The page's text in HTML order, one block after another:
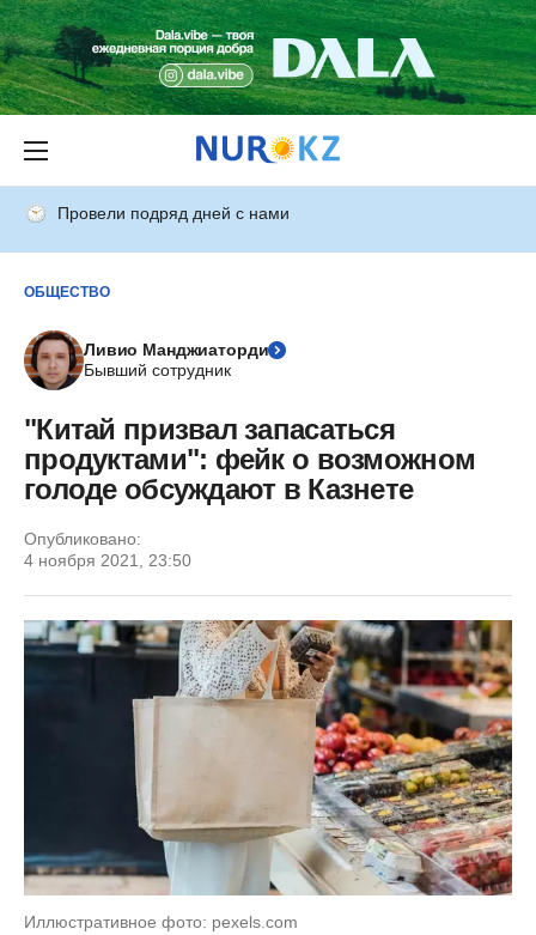
Провели подряд дней с нами
ОБЩЕСТВО
Ливио Манджиаторди
Бывший сотрудник
"Китай призвал запасаться
продуктами": фейк о возможном
голоде обсуждают в Казнете
Опубликовано:
4 ноября 2021, 23:50
Иллюстративное фото: pexels.com